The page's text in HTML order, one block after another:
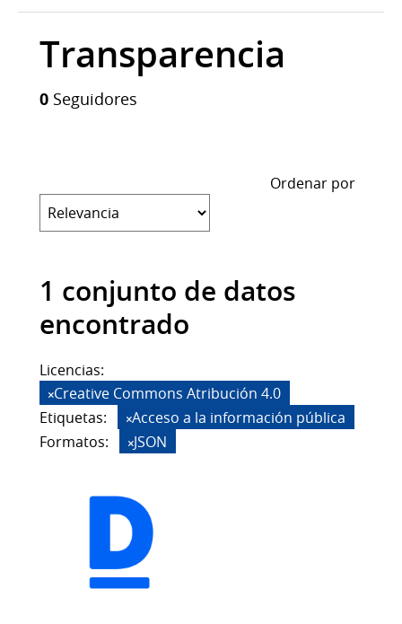
Transparencia
0 Seguidores
Ordenar por
1 conjunto de datos
encontrado
Licencias:
Creative Commons Atribución 4.0
Etiquetas:
Acceso a la información pública
Formatos:
JSON